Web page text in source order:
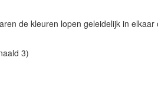
de kleuren lopen geleidelijk in elkaar
3)